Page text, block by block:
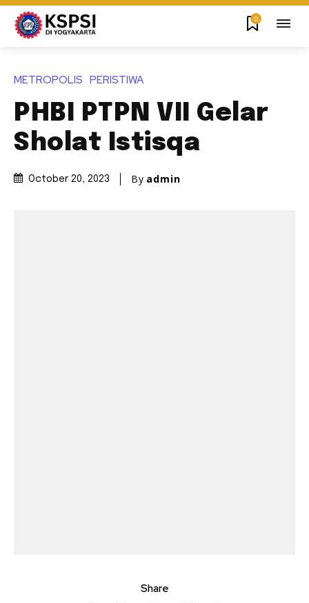
0
METROPOLIS PERISTIWA
PHBI PTPN VII Gelar
Sholat Istisqa
October 20, 2023 By admin
Share